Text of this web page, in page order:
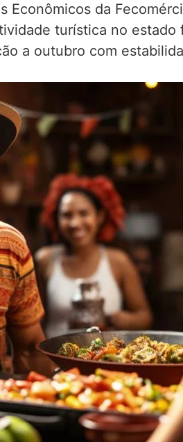
Econômicos da
turística no
a outubro com